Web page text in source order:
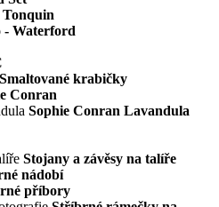
- Waterford
Smaltované krabičky
Conran
Sophie Conran Lavandula
Stojany a závěsy na talíře
nádobí
příbory